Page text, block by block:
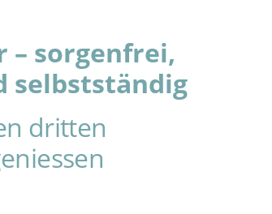
– sorgenfrei,
selbstständig
dritten